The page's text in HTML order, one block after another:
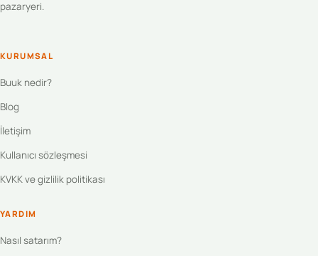
pazaryeri.
KURUMSAL
Buuk nedir?
Blog
İletişim
Kullanıcı sözleşmesi
KVKK ve gizlilik politikası
YARDIM
Nasıl satarım?